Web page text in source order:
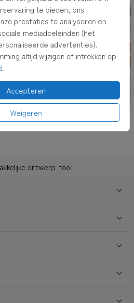
te bieden, ons
prestaties te analyseren en
mediadoeleinden (het
advertenties).
altijd wijzigen of intrekken op
.
Accepteren
Weigeren
hand hebben? Verzamel dan
ontwerp-tool